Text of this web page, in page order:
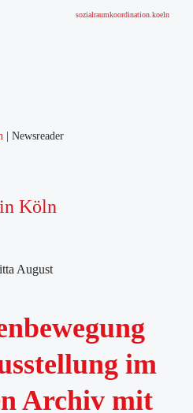
sozialraumkoordination.koeln
Newsreader
Köln
August
im
Archiv mit